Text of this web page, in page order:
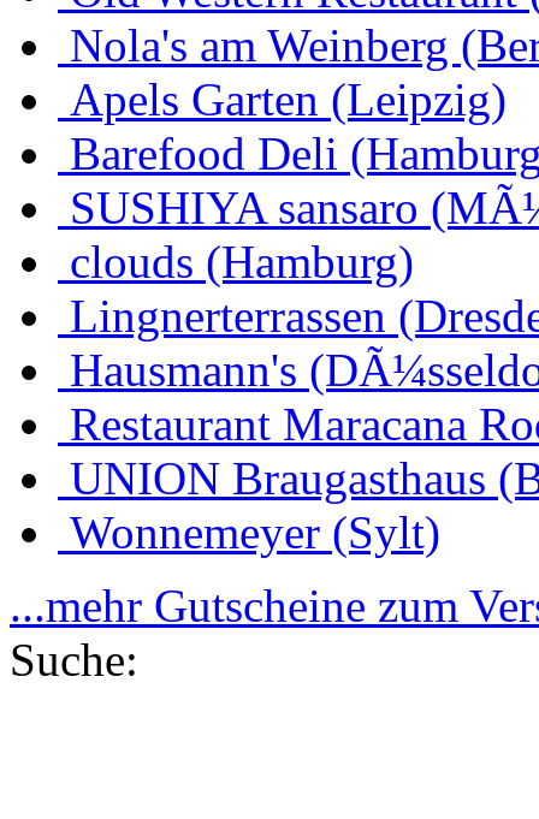
Nola's am Weinberg
Apels Garten (Leipzig)
Barefood Deli
SUSHIYA sansaro
clouds (Hamburg)
Lingnerterrassen
Hausmann's
Restaurant Maracana
UNION Braugasthaus
Wonnemeyer (Sylt)
...mehr Gutscheine zum
Suche: